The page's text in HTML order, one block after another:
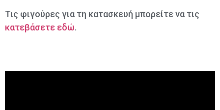
Τις φιγούρες για τη κατασκευή μπορείτε να τις
κατεβάσετε εδώ.